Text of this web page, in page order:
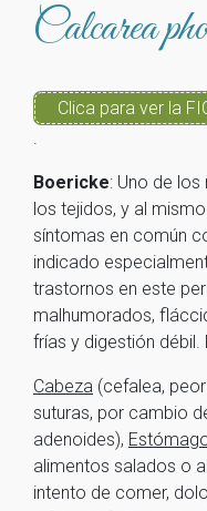
Calcarea
Clica para ver la
.
Boericke: Uno de
los tejidos, y al
síntomas en común
indicado
trastornos en este
malhumorados,
frías y digestión
Cabeza (cefalea,
suturas, por cambio
adenoides),
alimentos salados o
intento de comer,